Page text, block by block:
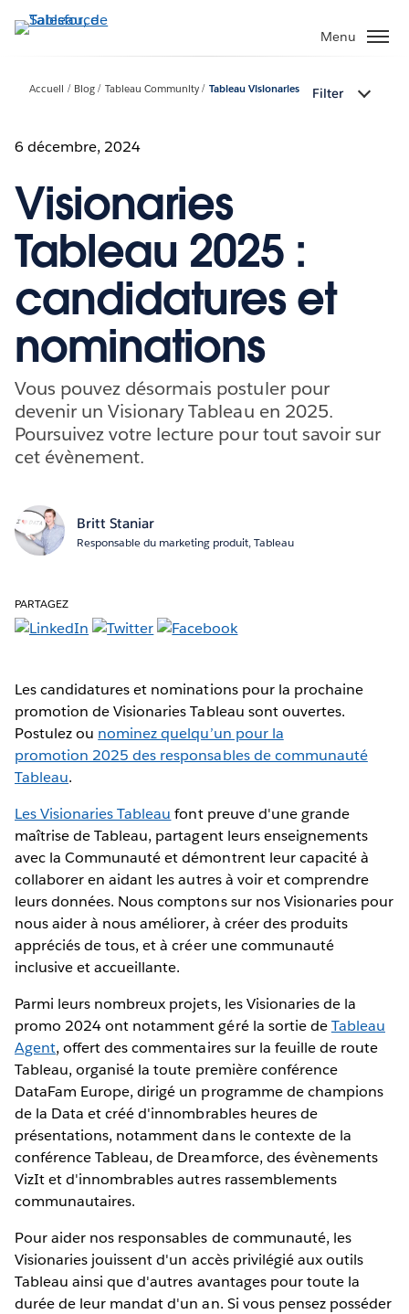
Aller
au
Menu
Accueil Blog Tableau Community Tableau Visionaries Filter
6 décembre, 2024
Visionaries
Tableau 2025 :
candidatures et
nominations
Vous pouvez désormais postuler pour
devenir un Visionary Tableau en 2025.
Poursuivez votre lecture pour tout savoir sur
cet évènement.
Britt Staniar
Responsable du marketing produit, Tableau
PARTAGEZ
Les candidatures et nominations pour la prochaine
promotion de Visionaries Tableau sont ouvertes.
Postulez ou nominez quelqu’un pour la
promotion 2025 des responsables de communauté
Tableau.
Les Visionaries Tableau font preuve d'une grande
maîtrise de Tableau, partagent leurs enseignements
avec la Communauté et démontrent leur capacité à
collaborer en aidant les autres à voir et comprendre
leurs données. Nous comptons sur nos Visionaries pour
nous aider à nous améliorer, à créer des produits
appréciés de tous, et à créer une communauté
inclusive et accueillante.
Parmi leurs nombreux projets, les Visionaries de la
promo 2024 ont notamment géré la sortie deTableau
Agent, offert des commentaires sur la feuille de route
Tableau, organisé la toute première conférence
DataFam Europe, dirigé un programme de champions
de la Data et créé d'innombrables heures de
présentations, notamment dans le contexte de la
conférence Tableau, de Dreamforce, des évènements
VizIt et d'innombrables autres rassemblements
communautaires.
Pour aider nos responsables de communauté, les
Visionaries jouissent d'un accès privilégié aux outils
Tableau ainsi que d'autres avantages pour toute la
durée de leur mandat d'un an. Si vous pensez posséder